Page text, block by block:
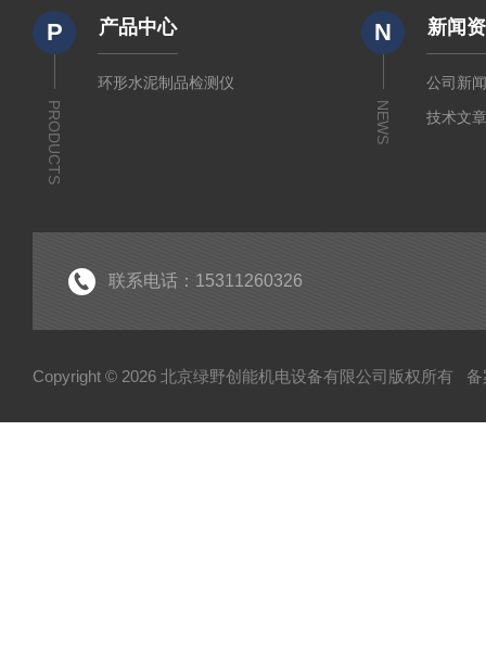
P
PRODUCTS
产品中心
环形水泥制品检测仪
N
NEWS
新闻
公司新
技术文
联系电话：15311260326
Copyright © 2026 北京绿野创能机电设备有限公司版权所有 备